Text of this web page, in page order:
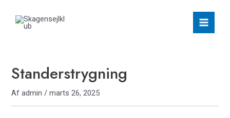
Main
Standerstrygning
Afadmin/marts 26, 2025